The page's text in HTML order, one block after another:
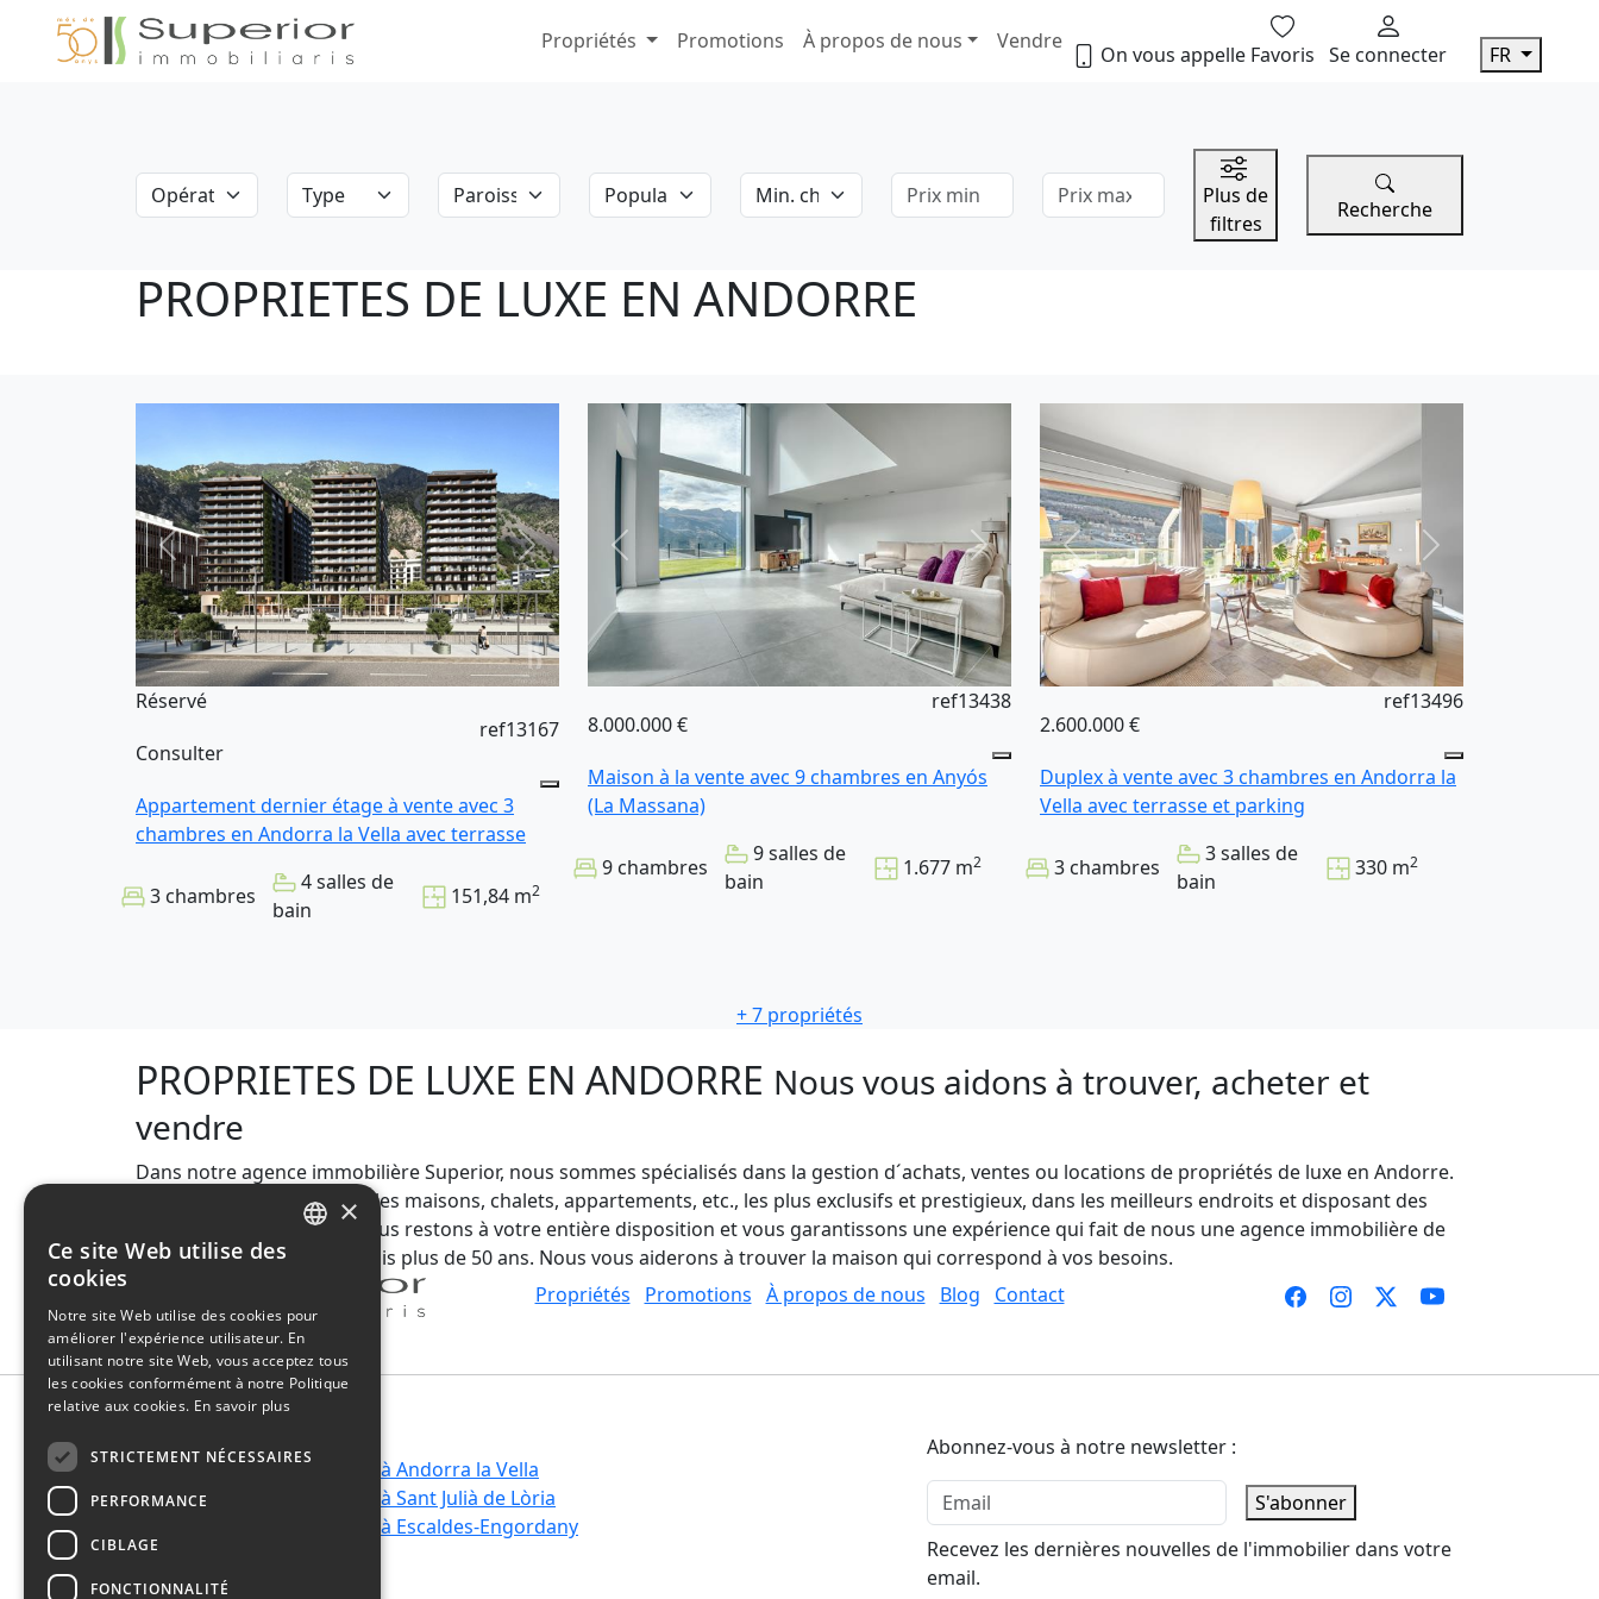
Propriétés Promotions À propos de nous Vendre
On vous appelle Favoris Se connecter FR
Opération Type Paroisse Population Min. chambres Prix ​​minimum Prix ​​maximum
Plus de
filtres
Recherche
PROPRIETES DE LUXE EN ANDORRE
Réservé
Consulter
ref13167
Appartement dernier étage à vente avec 3
chambres en Andorra la Vella avec terrasse
3 chambres
4 salles de
bain
151,84 m2
8.000.000 €
ref13438
Maison à la vente avec 9 chambres en Anyós
(La Massana)
9 chambres
9 salles de
bain
1.677 m2
2.600.000 €
ref13496
Duplex à vente avec 3 chambres en Andorra la
Vella avec terrasse et parking
3 chambres
3 salles de
bain
330 m2
+ 7 propriétés
PROPRIETES DE LUXE EN ANDORRE Nous vous aidons à trouver, acheter et
vendre
Dans notre agence immobilière Superior, nous sommes spécialisés dans la gestion d´achats, ventes ou locations de propriétés de luxe en Andorre.
Vous trouverez chez nous les maisons, chalets, appartements, etc., les plus exclusifs et prestigieux, dans les meilleurs endroits et disposant des
meilleurs équipements. Nous restons à votre entière disposition et vous garantissons une expérience qui fait de nous une agence immobilière de
référence en Andorre depuis plus de 50 ans. Nous vous aiderons à trouver la maison qui correspond à vos besoins.
Propriétés
Promotions À propos de nous Blog Contact
Vivre à Canillo
Vivre à Encamp
Vivre à La Massana
Vivre à Andorra la Vella
Vivre à Sant Julià de Lòria
Vivre à Escaldes-Engordany
Abonnez-vous à notre newsletter :
S'abonner
Recevez les dernières nouvelles de l'immobilier dans votre
email.
ENGLISH
×
Ce site Web utilise des
cookies
Notre site Web utilise des cookies pour
améliorer l'expérience utilisateur. En
utilisant notre site Web, vous acceptez tous
les cookies conformément à notre Politique
relative aux cookies. En savoir plus
STRICTEMENT NÉCESSAIRES
PERFORMANCE
CIBLAGE
FONCTIONNALITÉ